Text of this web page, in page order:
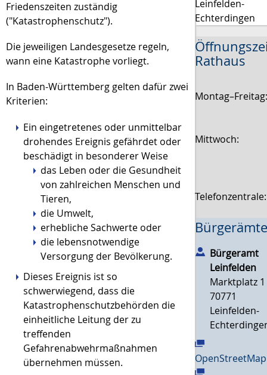
Friedenszeiten zuständig
("Katastrophenschutz").
Die jeweiligen Landesgesetze regeln,
wann eine Katastrophe vorliegt.
In Baden-Württemberg gelten dafür zwei
Kriterien:
Ein eingetretenes oder unmittelbar
drohendes Ereignis gefährdet oder
beschädigt in besonderer Weise
das Leben oder die Gesundheit
von zahlreichen Menschen und
Tieren,
die Umwelt,
erhebliche Sachwerte oder
die lebensnotwendige
Versorgung der Bevölkerung.
Dieses Ereignis ist so
schwerwiegend, dass die
Katastrophenschutzbehörden die
einheitliche Leitung der zu
treffenden
Gefahrenabwehrmaßnahmen
übernehmen müssen.
Leinfelden-
Echterdingen
Rathaus
Mittwoch:
Bürgeramt
Leinfelden
Marktplatz 1
70771
Leinfelden-
OpenStreetMap